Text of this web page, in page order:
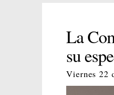
La
su
Viernes 22